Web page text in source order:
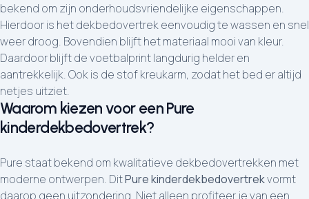
bekend om zijn onderhoudsvriendelijke eigenschappen.
Hierdoor is het dekbedovertrek eenvoudig te wassen en snel
weer droog. Bovendien blijft het materiaal mooi van kleur.
Daardoor blijft de voetbalprint langdurig helder en
aantrekkelijk. Ook is de stof kreukarm, zodat het bed er altijd
netjes uitziet.
Waarom kiezen voor een Pure
kinderdekbedovertrek?
Pure staat bekend om kwalitatieve dekbedovertrekken met
moderne ontwerpen. DitPure kinderdekbedovertrekvormt
daarop geen uitzondering. Niet alleen profiteer je van een